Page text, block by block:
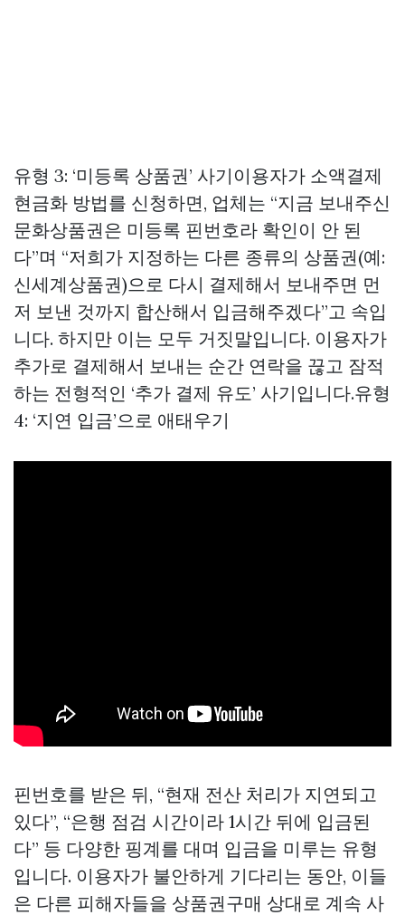
유형 3: ‘미등록 상품권’ 사기이용자가 소액결제
현금화 방법를 신청하면, 업체는 “지금 보내주신
문화상품권은 미등록 핀번호라 확인이 안 된
다”며 “저희가 지정하는 다른 종류의 상품권(예:
신세계상품권)으로 다시 결제해서 보내주면 먼
저 보낸 것까지 합산해서 입금해주겠다”고 속입
니다. 하지만 이는 모두 거짓말입니다. 이용자가
추가로 결제해서 보내는 순간 연락을 끊고 잠적
하는 전형적인 ‘추가 결제 유도’ 사기입니다.유형
4: ‘지연 입금’으로 애태우기
핀번호를 받은 뒤, “현재 전산 처리가 지연되고
있다”, “은행 점검 시간이라 1시간 뒤에 입금된
다” 등 다양한 핑계를 대며 입금을 미루는 유형
입니다. 이용자가 불안하게 기다리는 동안, 이들
은 다른 피해자들을 상품권구매 상대로 계속 사